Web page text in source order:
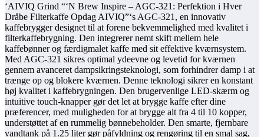
‘AIVIQ Grind “‘N Brew Inspire – AGC-321: Perfektion i Hver
Dråbe Filterkaffe Opdag AIVIQ”‘s AGC-321, en innovativ
kaffebrygger designet til at forene bekvemmelighed med kvalitet i
filterkaffebrygning. Den integrerer nemt skift mellem hele
kaffebønner og færdigmalet kaffe med sit effektive kværnsystem.
Med AGC-321 sikres optimal ydeevne og levetid for kværnen
gennem avanceret dampsikringsteknologi, som forhindrer damp i at
trænge op og blokere kværnen. Denne teknologi sikrer en konstant
høj kvalitet i kaffebrygningen. Den brugervenlige LED-skærm og
intuitive touch-knapper gør det let at brygge kaffe efter dine
præferencer, med muligheden for at brygge alt fra 4 til 10 kopper,
understøttet af en rummelig bønnebeholder. Den smarte, fjernbare
vandtank på 1.25 liter gør påfyldning og rengøring til en smal sag,